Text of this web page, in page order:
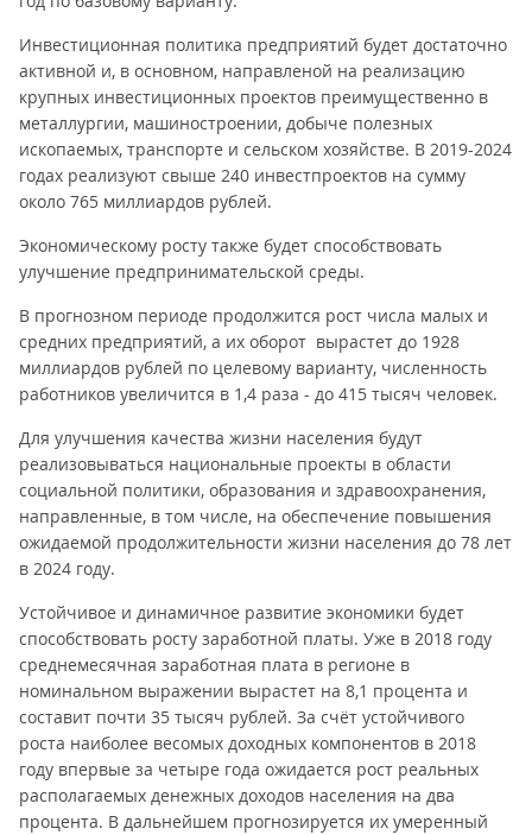
Инвестиционная политика предприятий будет достаточно
активной и, в основном, направленой на реализацию
крупных инвестиционных проектов преимущественно в
металлургии, машиностроении, добыче полезных
ископаемых, транспорте и сельском хозяйстве. В 2019-2024
годах реализуют свыше 240 инвестпроектов на сумму
около 765 миллиардов рублей.
Экономическому росту также будет способствовать
улучшение предпринимательской среды.
В прогнозном периоде продолжится рост числа малых и
средних предприятий, а их оборот вырастет до 1928
миллиардов рублей по целевому варианту, численность
работников увеличится в 1,4 раза - до 415 тысяч человек.
Для улучшения качества жизни населения будут
реализовываться национальные проекты в области
социальной политики, образования и здравоохранения,
направленные, в том числе, на обеспечение повышения
ожидаемой продолжительности жизни населения до 78 лет
в 2024 году.
Устойчивое и динамичное развитие экономики будет
способствовать росту заработной платы. Уже в 2018 году
среднемесячная заработная плата в регионе в
номинальном выражении вырастет на 8,1 процента и
составит почти 35 тысяч рублей. За счёт устойчивого
роста наиболее весомых доходных компонентов в 2018
году впервые за четыре года ожидается рост реальных
располагаемых денежных доходов населения на два
процента. В дальнейшем прогнозируется их умеренный